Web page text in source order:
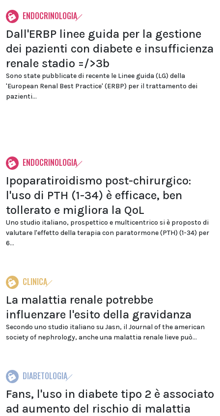
ENDOCRINOLOGIA
Dall'ERBP linee guida per la gestione
dei pazienti con diabete e insufficienza
renale stadio =/>3b
Sono state pubblicate di recente le Linee guida (LG) della
'European Renal Best Practice' (ERBP) per il trattamento dei
pazienti...
ENDOCRINOLOGIA
Ipoparatiroidismo post-chirurgico:
l'uso di PTH (1-34) è efficace, ben
tollerato e migliora la QoL
Uno studio italiano, prospettico e multicentrico si è proposto di
valutare l'effetto della terapia con paratormone (PTH) (1-34) per
6...
CLINICA
La malattia renale potrebbe
influenzare l'esito della gravidanza
Secondo uno studio italiano su Jasn, il Journal of the american
society of nephrology, anche una malattia renale lieve può...
DIABETOLOGIA
Fans, l'uso in diabete tipo 2 è associato
ad aumento del rischio di malattia